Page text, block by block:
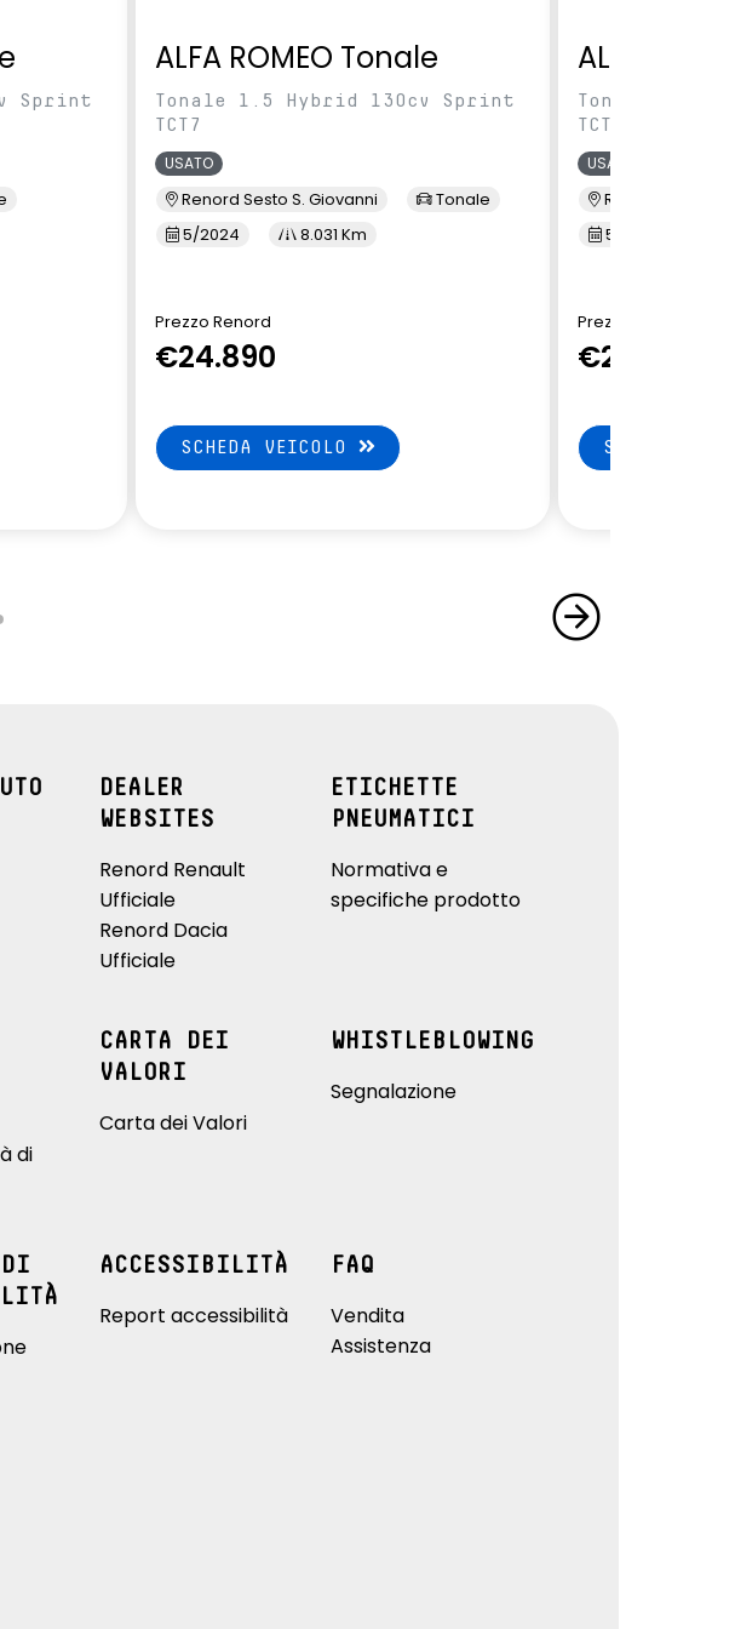
Sprint
ALFA ROMEO Tonale
Tonale 1.5 Hybrid 130cv Sprint
TCT7
USATO
Renord Sesto S. Giovanni
Tonale
5/2024
8.031 Km
Prezzo Renord
€24.890
SCHEDA VEICOLO
ALFA
Tonale 1.5
TCT7
USATO
Renord
5/2024
Prezzo Renord
€24.890
SCHEDA
DEALER
WEBSITES
Renord Renault
Ufficiale
Renord Dacia
Ufficiale
ETICHETTE
PNEUMATICI
Normativa e
specifiche prodotto
di
CARTA DEI
VALORI
Carta dei Valori
WHISTLEBLOWING
Segnalazione
ACCESSIBILITÀ
Report accessibilità
FAQ
Vendita
Assistenza